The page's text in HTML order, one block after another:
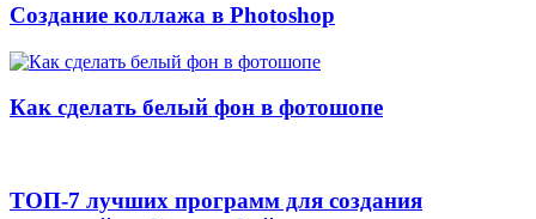
Cоздание коллажа в Photoshop
Как сделать белый фон в фотошопе
ТОП-7 лучших программ для создания